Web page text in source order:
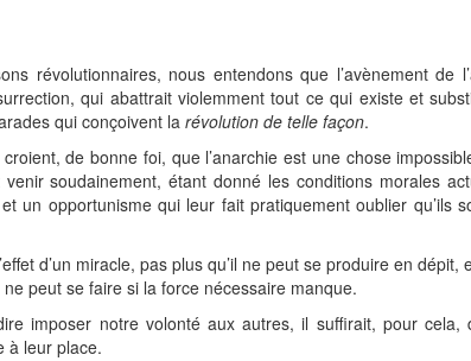
révolutionnaires, nous entendons que l’avènement de
qui abattrait violemment tout ce qui existe et
qui conçoivent la révolution de telle façon.
de bonne foi, que l’anarchie est une chose
soudainement, étant donné les conditions morales
opportunisme qui leur fait pratiquement oublier qu’ils
d’un miracle, pas plus qu’il ne peut se produire en dépit,
peut se faire si la force nécessaire manque.
imposer notre volonté aux autres, il suffirait, pour cela,
à leur place.